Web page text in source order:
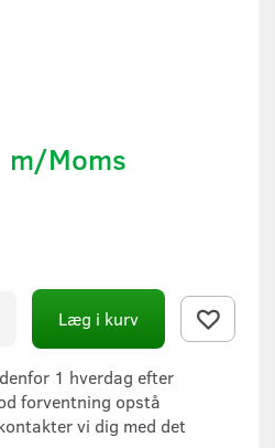
m/Moms
Læg i kurv
1 hverdag efter
forventning opstå
vi dig med det